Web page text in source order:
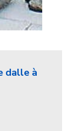
dalle à